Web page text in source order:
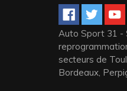
Auto Sport 31 -
secteurs de
Bordeaux,